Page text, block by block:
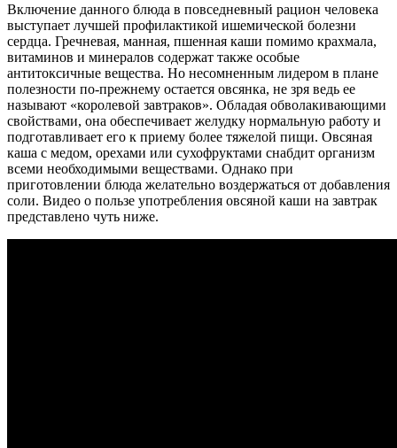
Включение данного блюда в повседневный рацион человека
выступает лучшей профилактикой ишемической болезни
сердца. Гречневая, манная, пшенная каши помимо крахмала,
витаминов и минералов содержат также особые
антитоксичные вещества. Но несомненным лидером в плане
полезности по-прежнему остается овсянка, не зря ведь ее
называют «королевой завтраков». Обладая обволакивающими
свойствами, она обеспечивает желудку нормальную работу и
подготавливает его к приему более тяжелой пищи. Овсяная
каша с медом, орехами или сухофруктами снабдит организм
всеми необходимыми веществами. Однако при
приготовлении блюда желательно воздержаться от добавления
соли. Видео о пользе употребления овсяной каши на завтрак
представлено чуть ниже.